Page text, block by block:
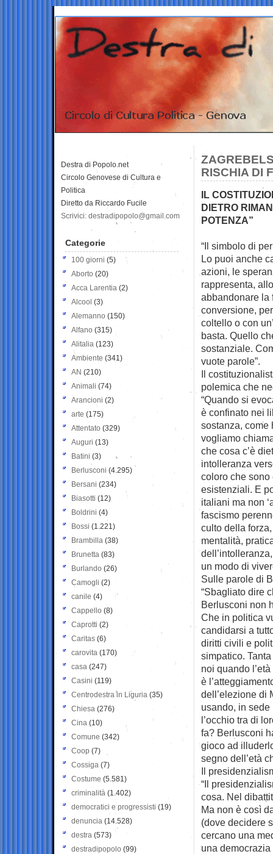
RISCHIA DI
IL
DIETRO
POTENZA”
“Il simbolo di
Lo puoi anche
azioni, le
rappresenta,
abbandonare la
conversione,
coltello o con
basta. Quello
sostanziale.
vuote parole”.
Il
polemica che
“Quando si
è confinato nei
sostanza, come
vogliamo
che cosa c’è
intolleranza
coloro che sono
esistenziali. E
italiani ma non
fascismo
culto della
mentalità,
un modo di
Sulle parole di
“Sbagliato dire
Berlusconi non
Che in politica
candidarsi a
diritti civili e
simpatico.
noi quando
è
dell’elezione di
usando, in
l’occhio tra di
fa? Berlusconi
gioco ad
segno dell’età
Il
“Il
cosa. Nel
Ma non è così
(dove decidere
cercano una
una
Destra di Popolo.net
Circolo Genovese di Cultura e
Politica
Diretto da Riccardo Fucile
Scrivici: destradipopolo@gmail.com
Categorie
100 giorni (5)
Aborto (20)
Acca Larentia (2)
Alcool (3)
Alemanno (150)
Alfano (315)
Alitalia (123)
Ambiente (341)
AN (210)
Animali (74)
Arancioni (2)
arte (175)
Attentato (329)
Auguri (13)
Batini (3)
Berlusconi (4.295)
Bersani (234)
Biasotti (12)
Boldrini (4)
Bossi (1.221)
Brambilla (38)
Brunetta (83)
Burlando (26)
Camogli (2)
canile (4)
Cappello (8)
Caprotti (2)
Caritas (6)
carovita (170)
casa (247)
Casini (119)
Centrodestra in Liguria (35)
Chiesa (276)
Cina (10)
Comune (342)
Coop (7)
Cossiga (7)
Costume (5.581)
criminalità (1.402)
democratici e progressisti (19)
denuncia (14.528)
destra (573)
destradipopolo (99)